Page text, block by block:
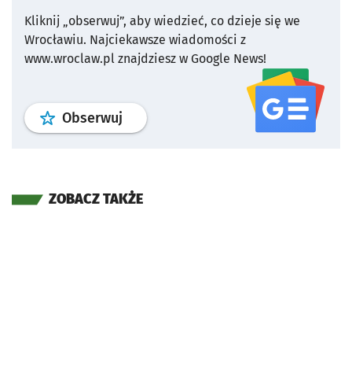
Kliknij „obserwuj”, aby wiedzieć, co dzieje się we
Wrocławiu. Najciekawsze wiadomości z
www.wroclaw.pl znajdziesz w Google News!
Obserwuj profil serwisu
ZOBACZ TAKŻE